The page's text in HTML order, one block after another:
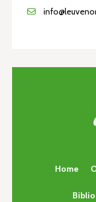
Home